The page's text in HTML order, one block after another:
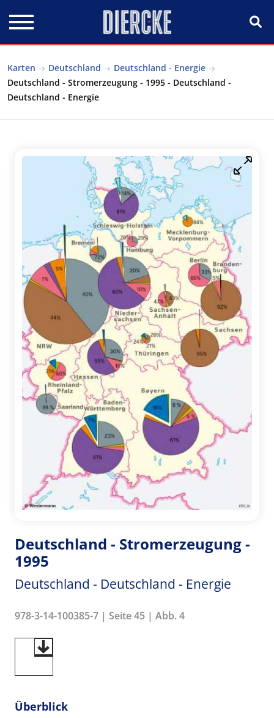
Karten Deutschland
Deutschland - Energie
Deutschland - Stromerzeugung - 1995 - Deutschland -
Deutschland - Energie
Deutschland - Stromerzeugung -
1995
Deutschland - Deutschland - Energie
978-3-14-100385-7 | Seite 45 | Abb. 4
Überblick